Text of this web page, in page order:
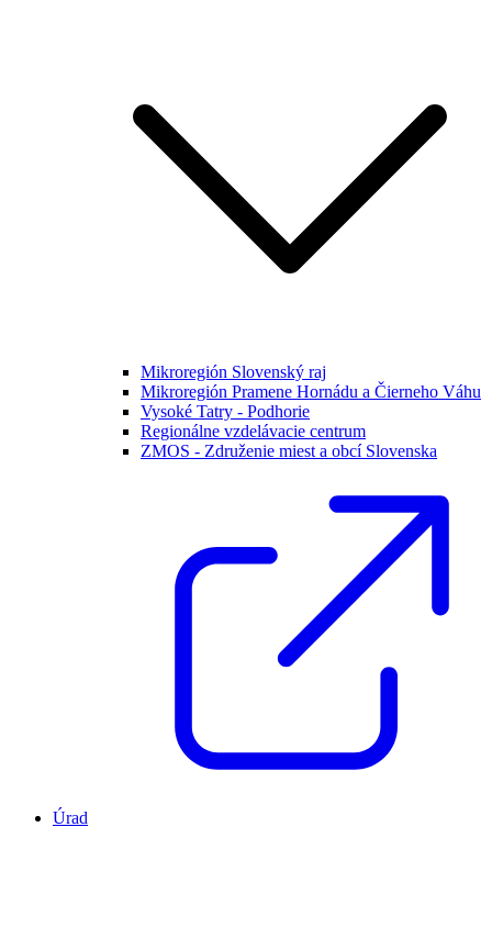
Mikroregión Slovenský raj
Mikroregión Pramene Hornádu a Čierneho Váhu
Vysoké Tatry - Podhorie
Regionálne vzdelávacie centrum
ZMOS - Združenie miest a obcí Slovenska
Úrad